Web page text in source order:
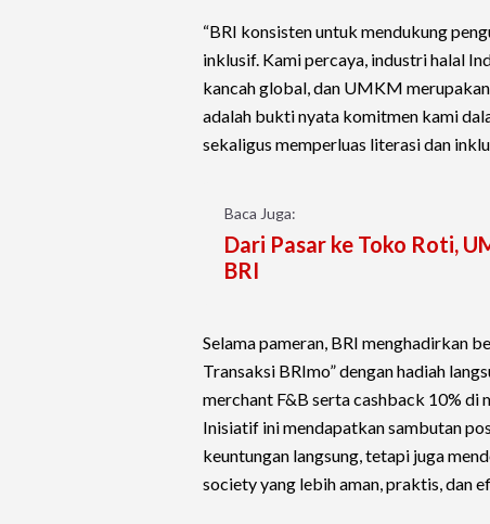
“BRI konsisten untuk mendukung
inklusif. Kami percaya, industri halal
kancah global, dan UMKM
adalah bukti nyata komitmen kami
sekaligus memperluas literasi dan
Baca Juga:
Dari Pasar ke Toko Roti,
BRI
Selama pameran, BRI menghadirkan
Transaksi BRImo” dengan hadiah
merchant F&B serta cashback 10% di
Inisiatif ini mendapatkan sambutan
keuntungan langsung, tetapi juga
society yang lebih aman, praktis, dan